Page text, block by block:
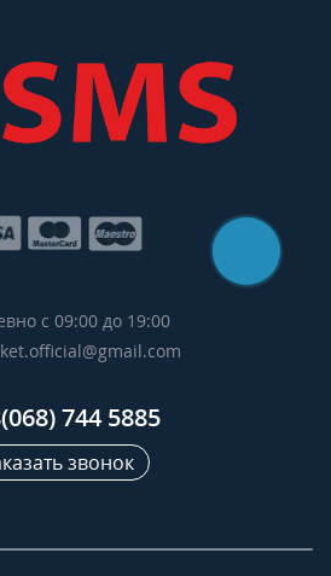
с 09:00 до 19:00
744 5885
звонок